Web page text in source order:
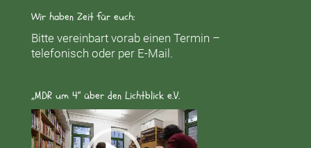
Wir haben Zeit für euch:
Bitte vereinbart vorab einen Termin –
telefonisch oder per E-Mail.
„MDR um 4“ über den Lichtblick e.V.
Video-
Player